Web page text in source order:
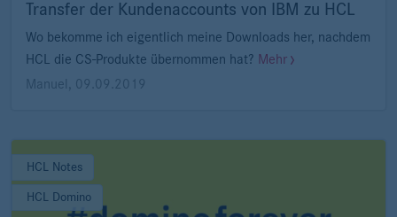
Transfer der Kundenaccounts von IBM zu HCL
Wo bekomme ich eigentlich meine Downloads her, nachdem
HCL die CS-Produkte übernommen hat? Mehr
Manuel , 09.09.2019
HCL Notes
HCL Domino